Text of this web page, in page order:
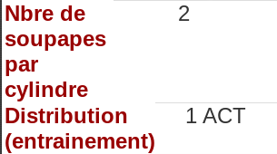
Nbre de
soupapes
par
cylindre
2
Distribution
(entrainement)
1 ACT